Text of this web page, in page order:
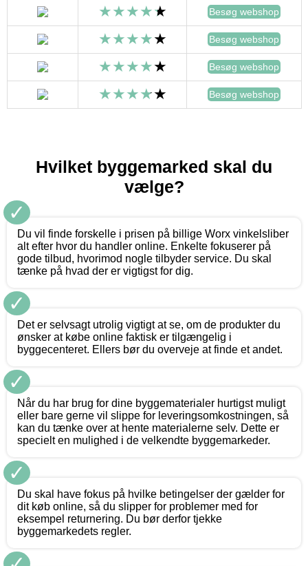
Besøg webshop
Besøg webshop
Besøg webshop
Besøg webshop
Hvilket byggemarked skal du
vælge?
✓
Du vil finde forskelle i prisen på billige Worx vinkelsliber
alt efter hvor du handler online. Enkelte fokuserer på
gode tilbud, hvorimod nogle tilbyder service. Du skal
tænke på hvad der er vigtigst for dig.
✓
Det er selvsagt utrolig vigtigt at se, om de produkter du
ønsker at købe online faktisk er tilgængelig i
byggecenteret. Ellers bør du overveje at finde et andet.
✓
Når du har brug for dine byggematerialer hurtigst muligt
eller bare gerne vil slippe for leveringsomkostningen, så
kan du tænke over at hente materialerne selv. Dette er
specielt en mulighed i de velkendte byggemarkeder.
✓
Du skal have fokus på hvilke betingelser der gælder for
dit køb online, så du slipper for problemer med for
eksempel returnering. Du bør derfor tjekke
byggemarkedets regler.